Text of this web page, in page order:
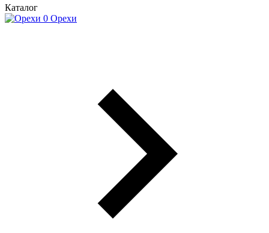
Каталог
Орехи